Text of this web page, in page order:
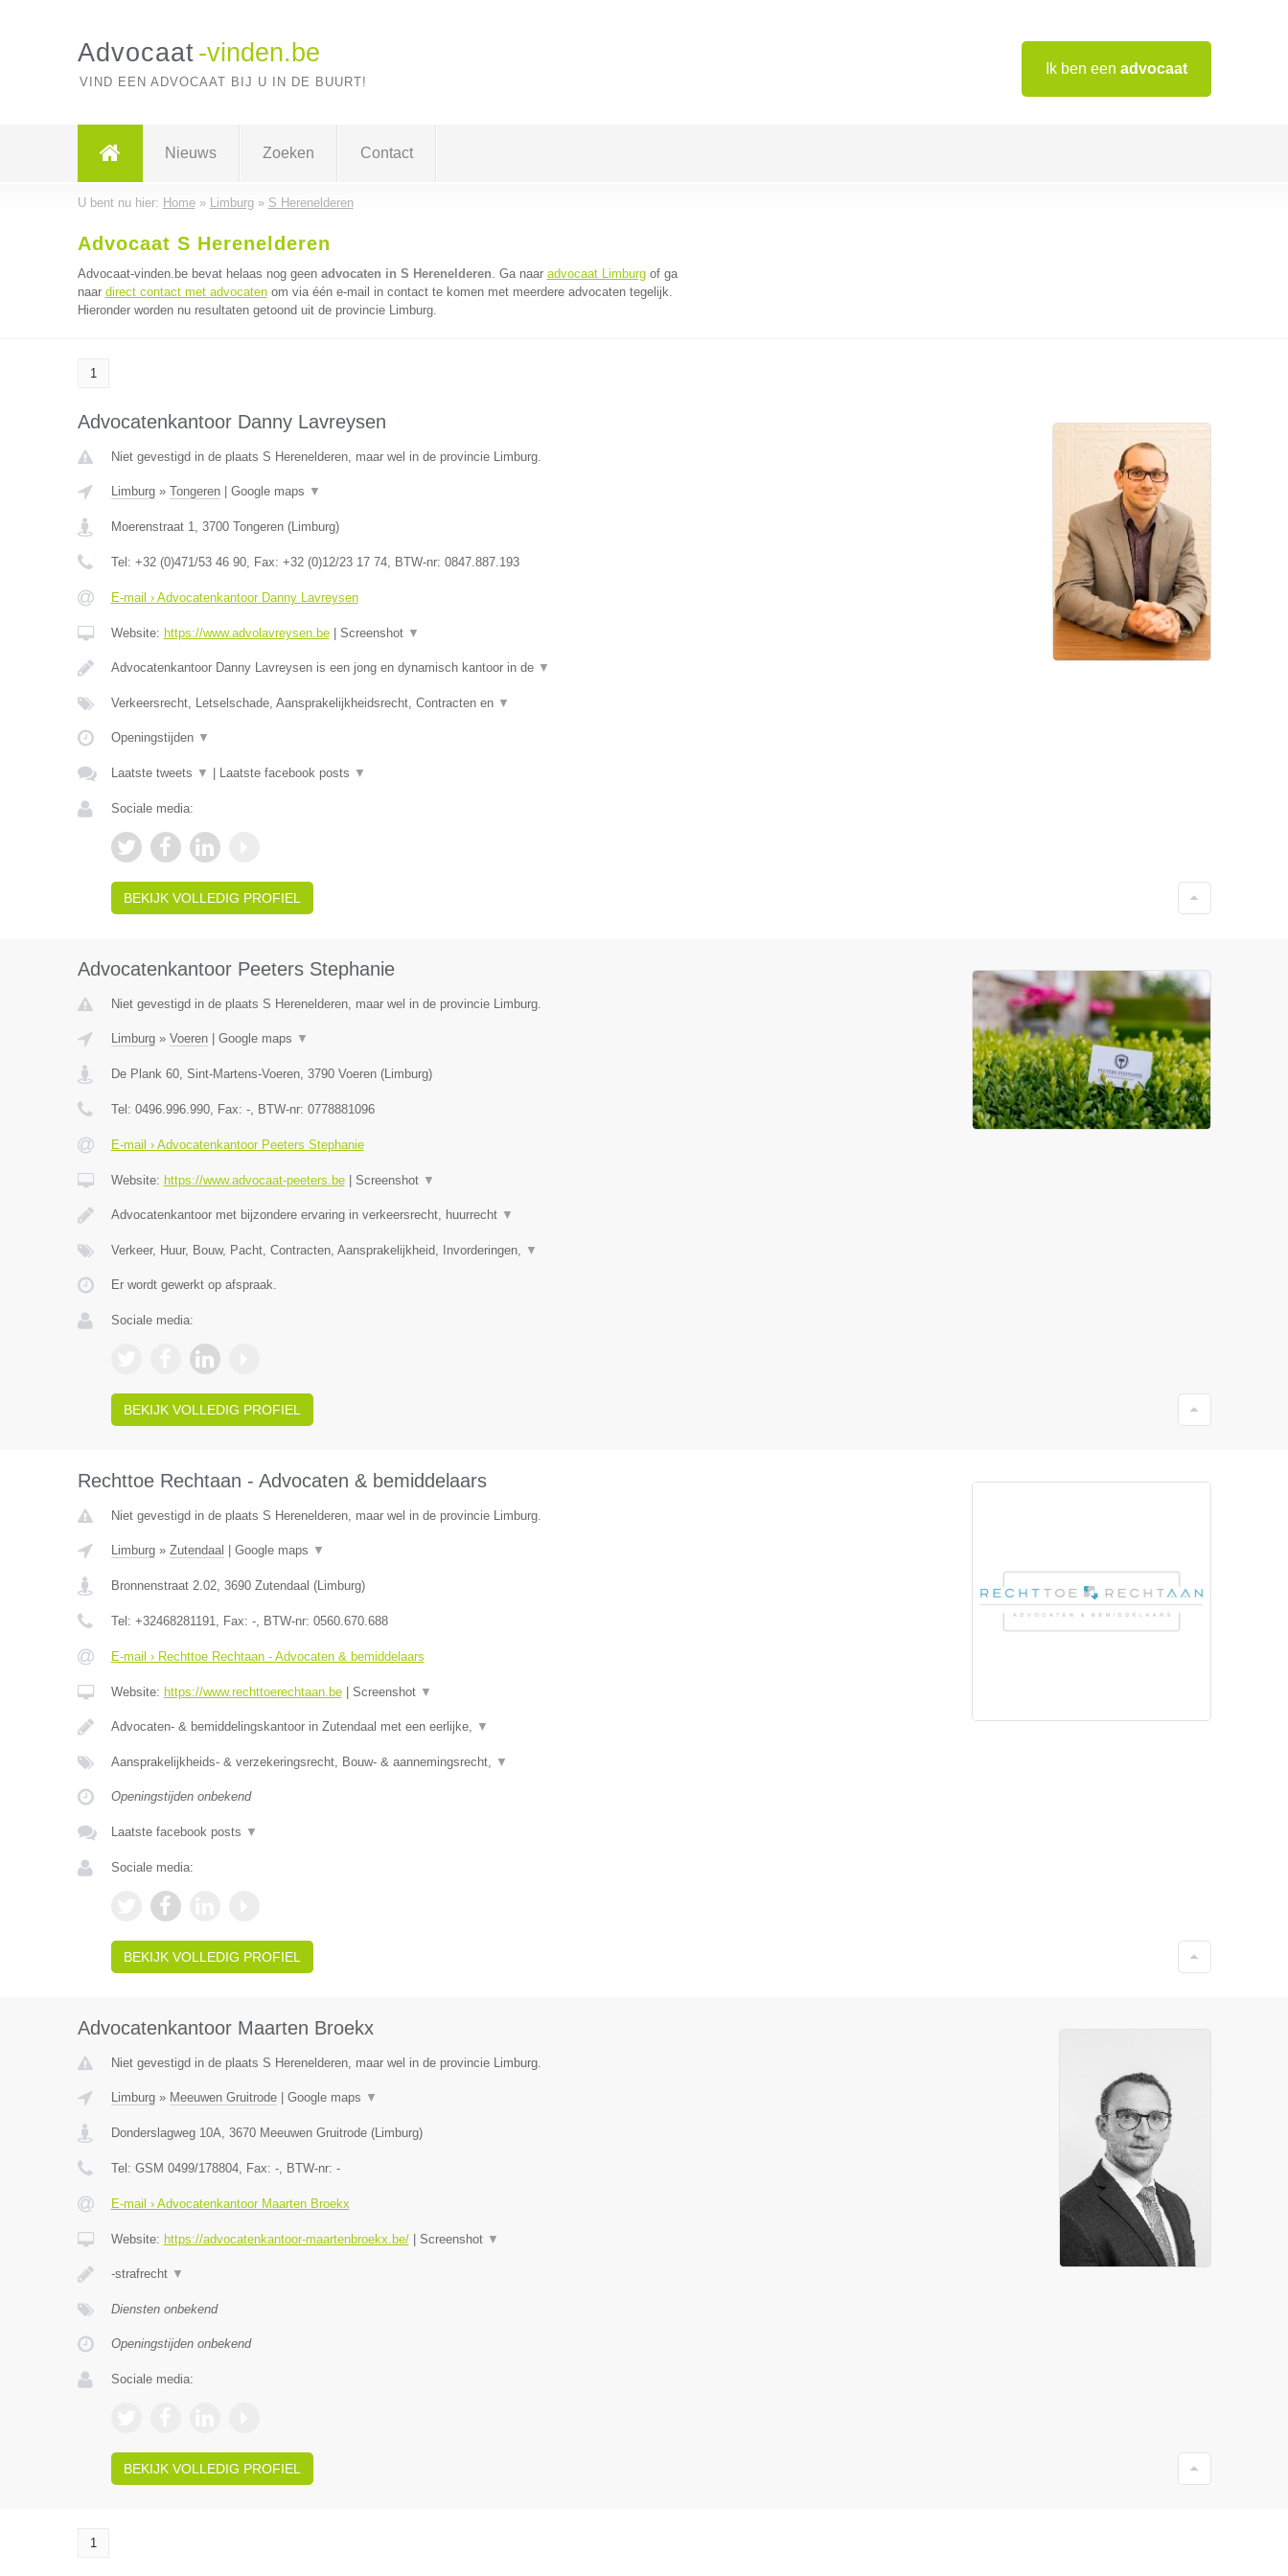
Ik ben een advocaat
Advocaat -vinden.be
VIND EEN ADVOCAAT BIJ U IN DE BUURT!
Nieuws Zoeken Contact
U bent nu hier: Home» Limburg» S Herenelderen
Advocaat S Herenelderen
Advocaat-vinden.be bevat helaas nog geen advocaten in S Herenelderen. Ga naar advocaat Limburgof ga
naar direct contact met advocatenom via één e-mail in contact te komen met meerdere advocaten tegelijk.
Hieronder worden nu resultaten getoond uit de provincie Limburg.
1
Advocatenkantoor Danny Lavreysen
Niet gevestigd in de plaats S Herenelderen, maar wel in de provincie Limburg.
Limburg» Tongeren| Google maps ▼
Moerenstraat 1, 3700 Tongeren(Limburg)
Tel: +32 (0)471/53 46 90, Fax: +32 (0)12/23 17 74, BTW-nr: 0847.887.193
E-mail › Advocatenkantoor Danny Lavreysen
Website: https://www.advolavreysen.be| Screenshot ▼
Advocatenkantoor Danny Lavreysen is een jong en dynamisch kantoor in de ▼
Verkeersrecht, Letselschade, Aansprakelijkheidsrecht, Contracten en ▼
Openingstijden ▼
Laatste tweets ▼ Laatste facebook posts ▼
Sociale media:
BEKIJK VOLLEDIG PROFIEL
Advocatenkantoor Peeters Stephanie
Niet gevestigd in de plaats S Herenelderen, maar wel in de provincie Limburg.
Limburg» Voeren| Google maps ▼
De Plank 60, Sint-Martens-Voeren, 3790 Voeren(Limburg)
Tel: 0496.996.990, Fax: -, BTW-nr: 0778881096
E-mail › Advocatenkantoor Peeters Stephanie
Website: https://www.advocaat-peeters.be| Screenshot ▼
Advocatenkantoor met bijzondere ervaring in verkeersrecht, huurrecht ▼
Verkeer, Huur, Bouw, Pacht, Contracten, Aansprakelijkheid, Invorderingen, ▼
Er wordt gewerkt op afspraak.
Sociale media:
BEKIJK VOLLEDIG PROFIEL
Rechttoe Rechtaan - Advocaten & bemiddelaars
Niet gevestigd in de plaats S Herenelderen, maar wel in de provincie Limburg.
Limburg» Zutendaal Google maps ▼
Bronnenstraat 2.02, 3690 Zutendaal (Limburg)
Tel: +32468281191, Fax: -, BTW-nr: 0560.670.688
E-mail › Rechttoe Rechtaan - Advocaten & bemiddelaars
Website: https://www.rechttoerechtaan.be| Screenshot ▼
Advocaten- & bemiddelingskantoor in Zutendaal met een eerlijke, ▼
Aansprakelijkheids- & verzekeringsrecht, Bouw- & aannemingsrecht, ▼
Openingstijden onbekend
Laatste facebook posts ▼
Sociale media:
BEKIJK VOLLEDIG PROFIEL
Advocatenkantoor Maarten Broekx
Niet gevestigd in de plaats S Herenelderen, maar wel in de provincie Limburg.
Limburg» Meeuwen Gruitrode| Google maps ▼
Donderslagweg 10A, 3670 Meeuwen Gruitrode(Limburg)
Tel: GSM 0499/178804, Fax: -, BTW-nr: -
E-mail › Advocatenkantoor Maarten Broekx
Website: https://advocatenkantoor-maartenbroekx.be/| Screenshot ▼
-strafrecht ▼
Diensten onbekend
Openingstijden onbekend
Sociale media:
BEKIJK VOLLEDIG PROFIEL
1